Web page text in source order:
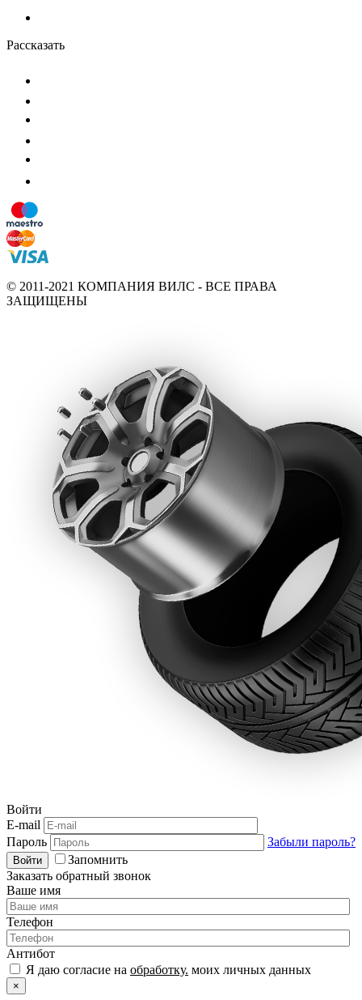
Рассказать
© 2011-2021 КОМПАНИЯ ВИЛС - ВСЕ ПРАВА
ЗАЩИЩЕНЫ
Войти
E-mail
Пароль
Забыли пароль?
Войти
Запомнить
Заказать обратный звонок
Ваше имя
Телефон
Антибот
Я даю согласие на обработку. моих личных данных
×